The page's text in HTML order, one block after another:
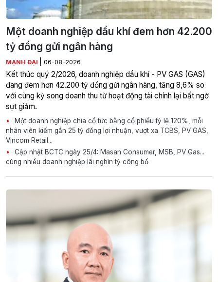
Một doanh nghiệp dầu khí đem hơn 42.200
tỷ đồng gửi ngân hàng
MẠNH ĐẠI 06-08-2026
Kết thúc quý 2/2026, doanh nghiệp dầu khí - PV GAS (GAS)
đang đem hơn 42.200 tỷ đồng gửi ngân hàng, tăng 8,6% so
với cùng kỳ song doanh thu từ hoạt động tài chính lại bất ngờ
sụt giảm.
Một doanh nghiệp chia cổ tức bằng cổ phiếu tỷ lệ 120%, mỗi
nhân viên kiếm gần 25 tỷ đồng lợi nhuận, vượt xa TCBS, PV GAS,
Vincom Retail...
Cập nhật BCTC ngày 25/4: Masan Consumer, MSB, PV Gas...
cùng nhiều doanh nghiệp lãi nghìn tỷ công bố